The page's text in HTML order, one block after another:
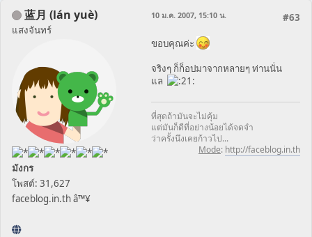
蓝月 (lán yuè)
แสงจันทร์
มังกร
โพสต์: 31,627
faceblog.in.th â™¥
#63
10 ม.ค. 2007, 15:10 น.
ขอบคุณค่ะ
จริงๆ ก็ก็อปมาจากหลายๆ ท่านนั่น
แล
ที่สุดถ้ามันจะไม่คุ้ม
แต่มันก็ดีที่อย่างน้อยได้จดจำ
ว่าครั้งนึงเคยก้าวไป...
Mode: http://faceblog.in.th